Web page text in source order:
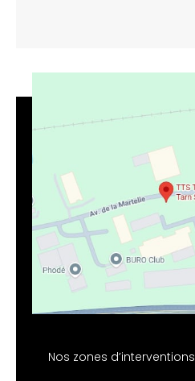
Nos zones d’interventions